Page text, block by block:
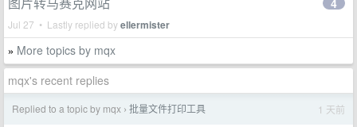
Jul 27 • Lastly replied byellermister
4
» More topics by mqx
mqx's recent replies
Replied to a topic by mqx › 批量文件打印工具 1 天前